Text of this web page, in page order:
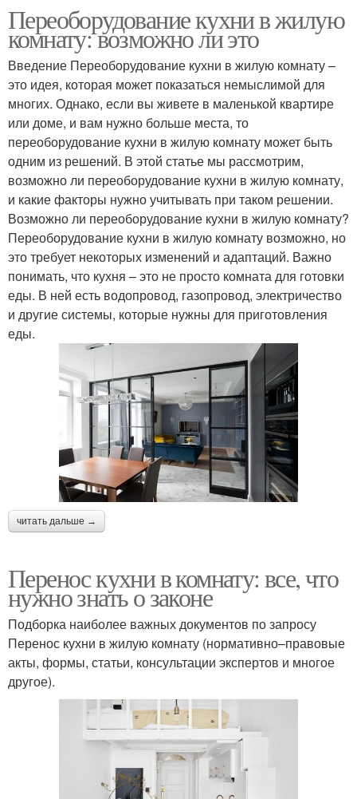
Переоборудование кухни в жилую
комнату: возможно ли это
Введение Переоборудование кухни в жилую комнату –
это идея, которая может показаться немыслимой для
многих. Однако, если вы живете в маленькой квартире
или доме, и вам нужно больше места, то
переоборудование кухни в жилую комнату может быть
одним из решений. В этой статье мы рассмотрим,
возможно ли переоборудование кухни в жилую комнату,
и какие факторы нужно учитывать при таком решении.
Возможно ли переоборудование кухни в жилую комнату?
Переоборудование кухни в жилую комнату возможно, но
это требует некоторых изменений и адаптаций. Важно
понимать, что кухня – это не просто комната для готовки
еды. В ней есть водопровод, газопровод, электричество
и другие системы, которые нужны для приготовления
еды.
читать дальше →
Перенос кухни в комнату: все, что
нужно знать о законе
Подборка наиболее важных документов по запросу
Перенос кухни в жилую комнату (нормативно–правовые
акты, формы, статьи, консультации экспертов и многое
другое).